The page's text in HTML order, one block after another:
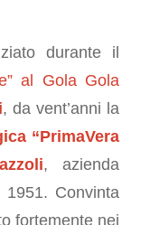
durante il
al Gola Gola
, da vent’anni la
“PrimaVera
, azienda
Convinta
fortemente nei